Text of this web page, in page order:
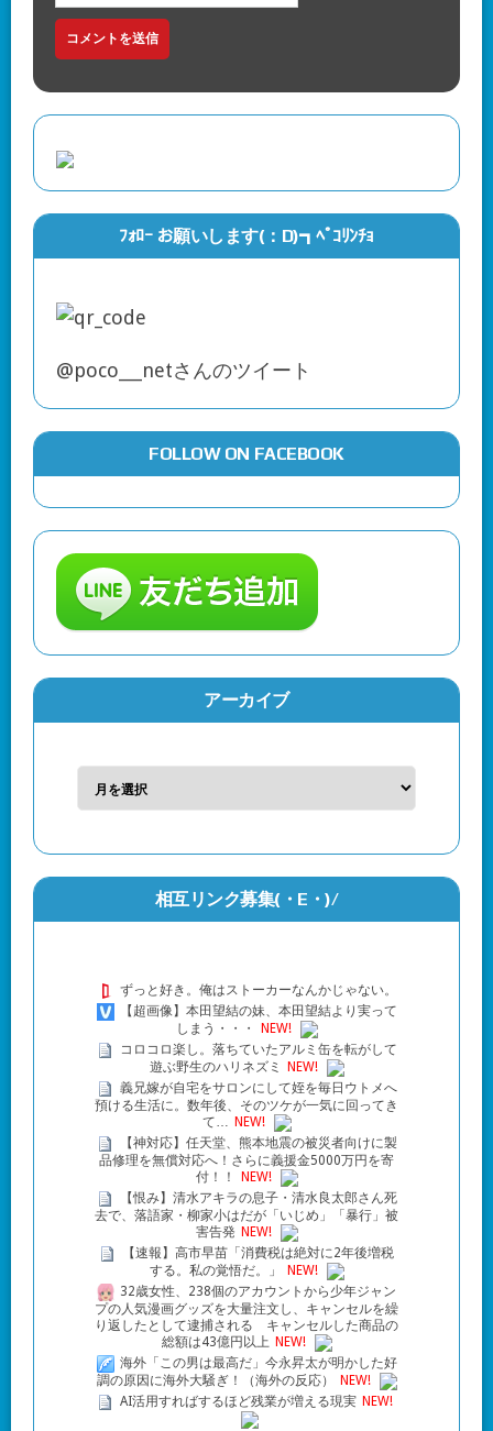
ﾌｫﾛｰ お願いします(：D)┓ﾍﾟｺﾘﾝﾁｮ
@poco___netさんのツイート
FOLLOW ON FACEBOOK
アーカイブ
相互リンク募集(・Ε・)/
ずっと好き。俺はストーカーなんかじゃない。
【超画像】本田望結の妹、本田望結より実って
しまう・・・
NEW!
コロコロ楽し。落ちていたアルミ缶を転がして
遊ぶ野生のハリネズミ
NEW!
義兄嫁が自宅をサロンにして姪を毎日ウトメへ
預ける生活に。数年後、そのツケが一気に回ってき
て… NEW!
【神対応】任天堂、熊本地震の被災者向けに製
品修理を無償対応へ！さらに義援金5000万円を寄
付！！
NEW!
【恨み】清水アキラの息子・清水良太郎さん死
去で、落語家・柳家小はだが「いじめ」「暴行」被
害告発 NEW!
【速報】高市早苗「消費税は絶対に2年後増税
する。私の覚悟だ。」
NEW!
32歳女性、238個のアカウントから少年ジャン
プの人気漫画グッズを大量注文し、キャンセルを繰
り返したとして逮捕される キャンセルした商品の
総額は43億円以上 NEW!
海外「この男は最高だ」今永昇太が明かした好
調の原因に海外大騒ぎ！（海外の反応）
NEW!
AI活用すればするほど残業が増える現実 NEW!